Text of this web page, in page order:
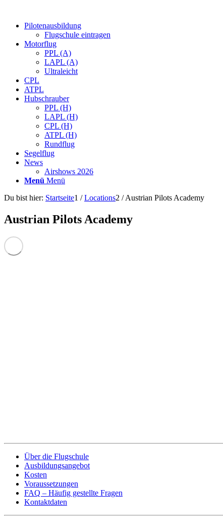
Pilotenausbildung
Flugschule eintragen
Motorflug
PPL (A)
LAPL (A)
Ultraleicht
CPL
ATPL
Hubschrauber
PPL (H)
LAPL (H)
CPL (H)
ATPL (H)
Rundflug
Segelflug
News
Airshows 2026
Menü Menü
Du bist hier: Startseite1 / Locations2 / Austrian Pilots Academy
Austrian Pilots Academy
Über die Flugschule
Ausbildungsangebot
Kosten
Voraussetzungen
FAQ – Häufig gestellte Fragen
Kontaktdaten